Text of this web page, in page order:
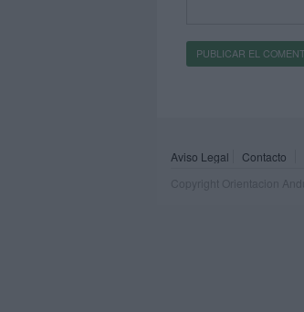
Aviso Legal Contacto